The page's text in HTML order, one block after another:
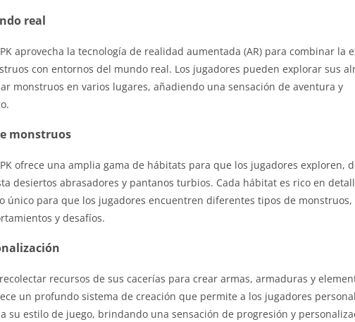
real
aprovecha la tecnología de realidad aumentada (AR) para combinar la
con entornos del mundo real. Los jugadores pueden explorar sus
monstruos en varios lugares, añadiendo una sensación de aventura y
monstruos
ofrece una amplia gama de hábitats para que los jugadores exploren,
desiertos abrasadores y pantanos turbios. Cada hábitat es rico en
único para que los jugadores encuentren diferentes tipos de monstruos,
y desafíos.
recursos de sus cacerías para crear armas, armaduras y
un profundo sistema de creación que permite a los jugadores
su estilo de juego, brindando una sensación de progresión y